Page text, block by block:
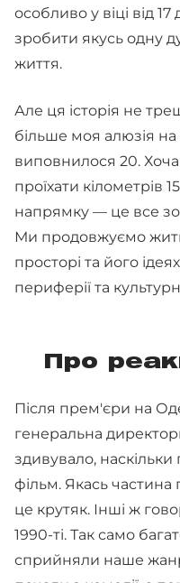
особливо у віці від
зробити якусь одну
життя.
Але ця історія не
більше моя алюзія на
виповнилося 20.
проїхати кілометрів
напрямку — це все
Ми продовжуємо
просторі та його
периферії та
Про
Після прем'єри на
генеральна
здивувало,
фільм. Якась частина
це крутяк. Інші ж
1990-ті. Так само
сприйняли наше